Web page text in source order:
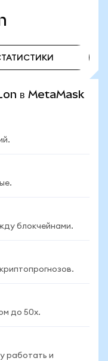
в MetaMask
блокчейнами.
до 50x.
работать и